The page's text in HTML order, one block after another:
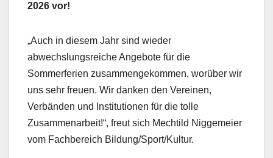
2026 vor!
„Auch in diesem Jahr sind wieder
abwechslungsreiche Angebote für die
Sommerferien zusammengekommen, worüber wir
uns sehr freuen. Wir danken den Vereinen,
Verbänden und Institutionen für die tolle
Zusammenarbeit!“, freut sich Mechtild Niggemeier
vom Fachbereich Bildung/Sport/Kultur.